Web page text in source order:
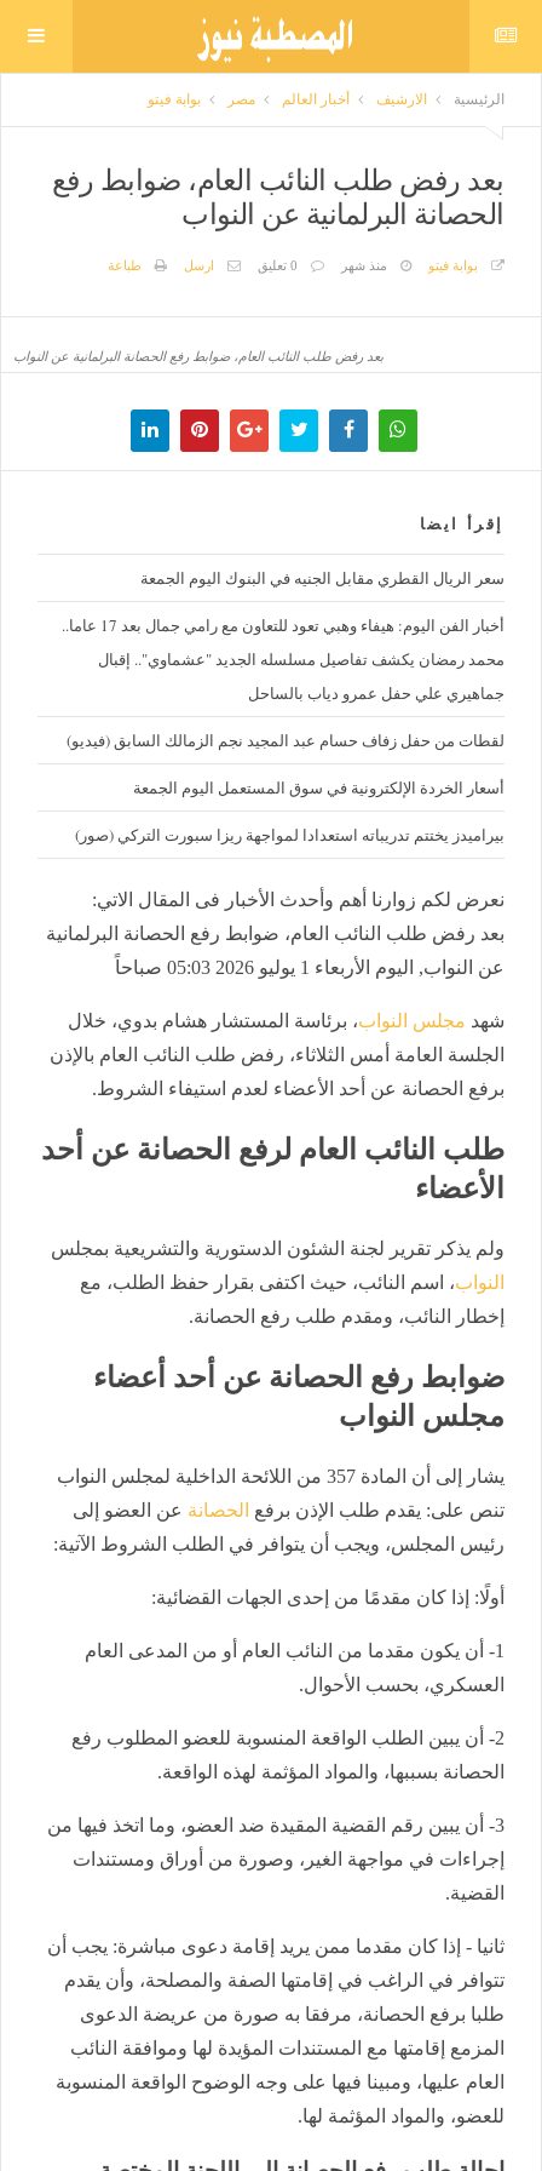
الرئيسية الارشيف أخبار العالم مصر بوابة فيتو
بعد رفض طلب النائب العام، ضوابط رفع
الحصانة البرلمانية عن النواب
بوابة فيتو منذ شهر 0 تعليق ارسل طباعة
بعد رفض طلب النائب العام، ضوابط رفع الحصانة البرلمانية عن النواب
إقرأ ايضا
سعر الريال القطري مقابل الجنيه في البنوك اليوم الجمعة
أخبار الفن اليوم: هيفاء وهبي تعود للتعاون مع رامي جمال بعد 17 عاما..
محمد رمضان يكشف تفاصيل مسلسله الجديد "عشماوي".. إقبال
جماهيري علي حفل عمرو دياب بالساحل
لقطات من حفل زفاف حسام عبد المجيد نجم الزمالك السابق (فيديو)
أسعار الخردة الإلكترونية في سوق المستعمل اليوم الجمعة
بيراميدز يختتم تدريباته استعدادا لمواجهة ريزا سبورت التركي (صور)
نعرض لكم زوارنا أهم وأحدث الأخبار فى المقال الاتي:
بعد رفض طلب النائب العام، ضوابط رفع الحصانة البرلمانية
عن النواب, اليوم الأربعاء 1 يوليو 2026 05:03 صباحاً
شهد مجلس النواب، برئاسة المستشار هشام بدوي، خلال
الجلسة العامة أمس الثلاثاء، رفض طلب النائب العام بالإذن
برفع الحصانة عن أحد الأعضاء لعدم استيفاء الشروط.
طلب النائب العام لرفع الحصانة عن أحد
الأعضاء
ولم يذكر تقرير لجنة الشئون الدستورية والتشريعية بمجلس
النواب، اسم النائب، حيث اكتفى بقرار حفظ الطلب، مع
إخطار النائب، ومقدم طلب رفع الحصانة.
ضوابط رفع الحصانة عن أحد أعضاء
مجلس النواب
يشار إلى أن المادة 357 من اللائحة الداخلية لمجلس النواب
تنص على: يقدم طلب الإذن برفع الحصانة عن العضو إلى
رئيس المجلس، ويجب أن يتوافر في الطلب الشروط الآتية:
أولًا: إذا كان مقدمًا من إحدى الجهات القضائية:
1- أن يكون مقدما من النائب العام أو من المدعى العام
العسكري، بحسب الأحوال.
2- أن يبين الطلب الواقعة المنسوبة للعضو المطلوب رفع
الحصانة بسببها، والمواد المؤثمة لهذه الواقعة.
3- أن يبين رقم القضية المقيدة ضد العضو، وما اتخذ فيها من
إجراءات في مواجهة الغير، وصورة من أوراق ومستندات
القضية.
ثانيا - إذا كان مقدما ممن يريد إقامة دعوى مباشرة: يجب أن
تتوافر في الراغب في إقامتها الصفة والمصلحة، وأن يقدم
طلبا برفع الحصانة، مرفقا به صورة من عريضة الدعوى
المزمع إقامتها مع المستندات المؤيدة لها وموافقة النائب
العام عليها، ومبينا فيها على وجه الوضوح الواقعة المنسوبة
للعضو، والمواد المؤثمة لها.